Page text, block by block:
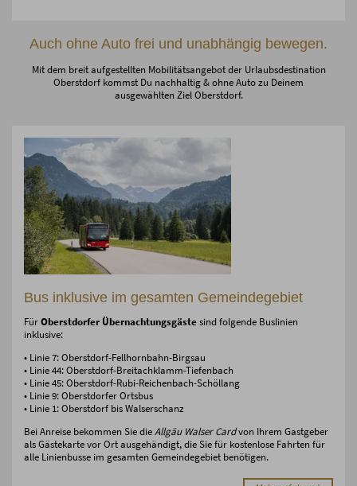
Auch ohne Auto frei und unabhängig bewegen.
Mit dem breit aufgestellten Mobilitätsangebot der Urlaubsdestination
Oberstdorf kommst Du nachhaltig & ohne Auto zu Deinem
ausgewählten Ziel Oberstdorf.
Bus inklusive im gesamten Gemeindegebiet
FürOberstdorfer Übernachtungsgästesind folgende Buslinien
inklusive:
• Linie 7: Oberstdorf-Fellhornbahn-Birgsau
• Linie 44: Oberstdorf-Breitachklamm-Tiefenbach
• Linie 45: Oberstdorf-Rubi-Reichenbach-Schöllang
• Linie 9: Oberstdorfer Ortsbus
• Linie 1: Oberstdorf bis Walserschanz
Bei Anreise bekommen Sie dieAllgäu Walser Cardvon Ihrem Gastgeber
als Gästekarte vor Ort ausgehändigt, die Sie für kostenlose Fahrten für
alle Linienbusse im gesamten Gemeindegebiet benötigen.